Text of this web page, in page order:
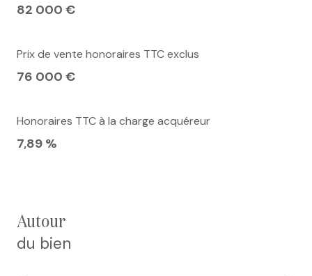
82 000 €
Prix de vente honoraires TTC exclus
76 000 €
Honoraires TTC à la charge acquéreur
7,89 %
autour
du bien